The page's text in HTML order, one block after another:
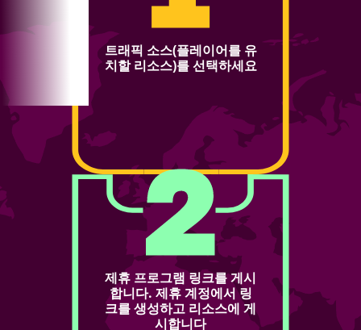
트래픽 소스(플레이어를 유
치할 리소스)를 선택하세요
제휴 프로그램 링크를 게시
합니다. 제휴 계정에서 링
크를 생성하고 리소스에 게
시합니다